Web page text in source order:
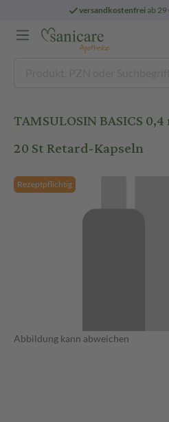
versandkostenfreiab 29
TAMSULOSIN BASICS
20 St Retard-Kapseln
Rezeptpflichtig
Abbildung kann abweichen